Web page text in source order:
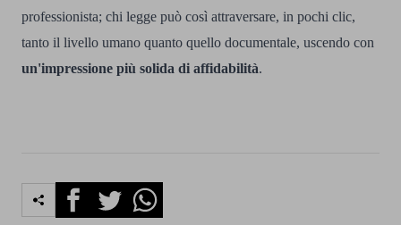
professionista; chi legge può così attraversare, in pochi clic,
tanto il livello umano quanto quello documentale, uscendo con
un'impressione più solida di affidabilità.
FacebookTwitterWhatsapp